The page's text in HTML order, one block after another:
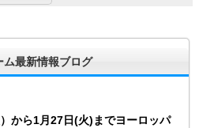
ム最新情報ブログ
から1月27日(火)までヨーロッパ